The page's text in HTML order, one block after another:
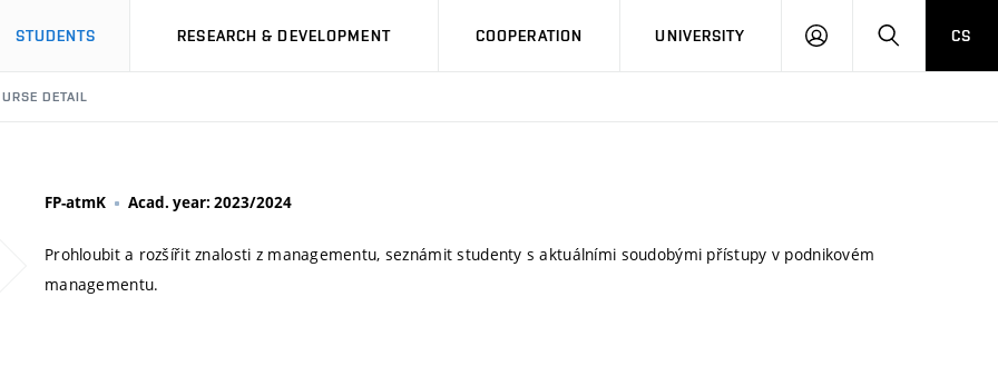
STUDENTS RESEARCH & DEVELOPMENT COOPERATION UNIVERSITY
LOG
SEARCHCS
DETAIL
FP-atmK Acad. year: 2023/2024
Prohloubit a rozšířit znalosti z managementu, seznámit studenty s aktuálními soudobými přístupy v podnikovém
managementu.